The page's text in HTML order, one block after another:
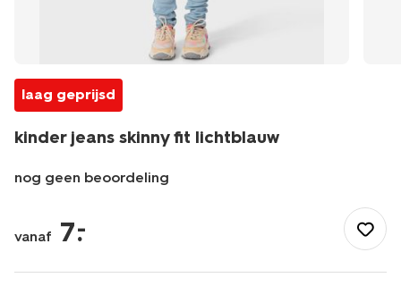
laag geprijsd
kinder jeans skinny fit lichtblauw
nog geen beoordeling
skinny-
lichtblauw-
vanaf 7.
–